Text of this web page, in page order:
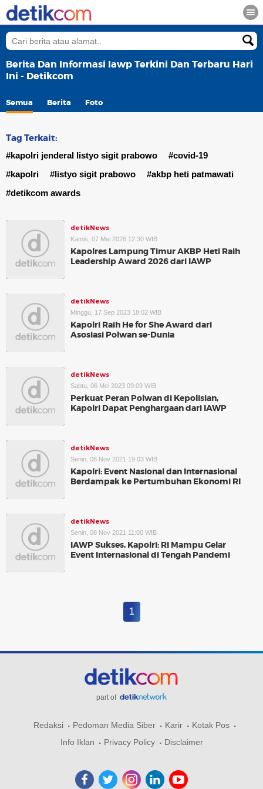
Berita Dan Informasi Iawp Terkini Dan Terbaru Hari
Ini - Detikcom
Semua Berita Foto
Tag Terkait:
#kapolri jenderal listyo sigit prabowo
#covid-19
#kapolri
#listyo sigit prabowo
#akbp heti patmawati
#detikcom awards
detikNews
Kamis, 07 Mei 2026 12:30 WIB
Kapolres Lampung Timur AKBP Heti Raih
Leadership Award 2026 dari IAWP
detikNews
Minggu, 17 Sep 2023 18:02 WIB
Kapolri Raih He for She Award dari
Asosiasi Polwan se-Dunia
detikNews
Sabtu, 06 Mei 2023 09:09 WIB
Perkuat Peran Polwan di Kepolisian,
Kapolri Dapat Penghargaan dari IAWP
detikNews
Senin, 08 Nov 2021 19:03 WIB
Kapolri: Event Nasional dan Internasional
Berdampak ke Pertumbuhan Ekonomi RI
detikNews
Senin, 08 Nov 2021 11:00 WIB
IAWP Sukses, Kapolri: RI Mampu Gelar
Event Internasional di Tengah Pandemi
1
part of
Redaksi Pedoman Media Siber Karir
Kotak Pos
Info Iklan
Privacy Policy Disclaimer